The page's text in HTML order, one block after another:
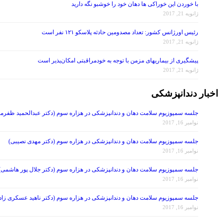
با خوردن این خوراکی ها دهان خود را خوشبو نگه دارید
ژانویه 21, 2017
رئیس اورژانس کشور: تعداد مصدومین حادثه پلاسکو ۱۲۱ نفر است
ژانویه 21, 2017
پیشگیری از بیماریهای مزمن با توجه به خودمراقبتی امکان‌پذیر است
ژانویه 21, 2017
اخبار دندانپزشکی
جلسه سمپوزیوم سلامت دهان و دندانپزشکی در هزاره سوم (دکتر عبدالحمید
نوامبر 16, 2017
جلسه سمپوزیوم سلامت دهان و دندانپزشکی در هزاره سوم (دکتر مهدی نصیبی)
نوامبر 16, 2017
جلسه سمپوزیوم سلامت دهان و دندانپزشکی در هزاره سوم (دکتر جلال پور
نوامبر 16, 2017
جلسه سمپوزیوم سلامت دهان و دندانپزشکی در هزاره سوم (دکتر ناهید عسکری
نوامبر 16, 2017